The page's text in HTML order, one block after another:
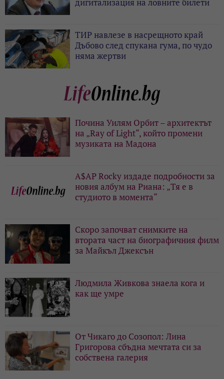
ТИР навлезе в насрещното край
Дъбово след спукана гума, по чудо
няма жертви
Почина Уилям Орбит – архитектът
на „Ray of Light“, който промени
музиката на Мадона
A$AP Rocky издаде подробности за
новия албум на Риана: „Тя е в
студиото в момента“
Скоро започват снимките на
втората част на биографичния филм
за Майкъл Джексън
Людмила Живкова знаела кога и
как ще умре
От Чикаго до Созопол: Лина
Григорова сбъдна мечтата си за
собствена галерия